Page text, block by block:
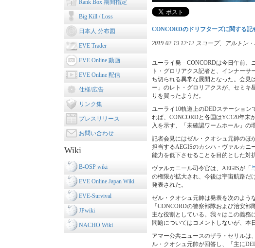
Rank Box 期間指定
Big Kill / Loss
日本人 分布図
EVE Trader
EVE Online 動画
EVE Online 配信
仕様/広告
リンク集
プレスリリース
お問い合わせ
Wiki
B-OSP wiki
EVE Online Japan Wiki
EVE-Survival
JPwiki
NACHO Wiki
CONCORDのドリフターズに関する
2019-02-19 12:12 スコープ、アルトン
ユーライ発－CONCORDは今日午前
ト・グロリアクス記者と、インナー
ち切られる異常な展開となった。会見
ー」のレト・グロリアクスが、セミキ
りを買ったようだ。
ユーライ10軌道上のDEDステーショ
れば、CONCORDと各国はYC120年
入を示す、「未確認ワームホール」の
記者会見にはゼル・クオシュ元帥のほ
担当するAEGISのカシハ・ヴァルカニ
能力を低下させることを目的とした対
ヴァルカニール司令官は、AEGISが「
の権限が拡大され、今後は宇宙航路だ
発表された。
ゼル・クオシュ元帥は発表を次のよう
「CONCORDの警察部隊および治安
主な役割としている。我々はこの義務
問題についてはコメントしないが、本
アマー公共ニュースのザラ・セリルは
ル・クオシュ元帥が回答し、「主に